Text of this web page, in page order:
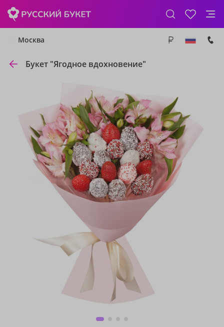
Москва
Букет "Ягодное вдохновение"